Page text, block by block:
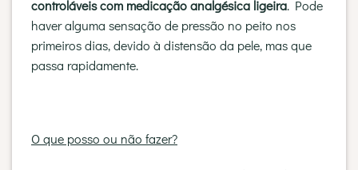
controláveis com medicação analgésica ligeira. Pode
haver alguma sensação de pressão no peito nos
primeiros dias, devido à distensão da pele, mas que
passa rapidamente.
O que posso ou não fazer?